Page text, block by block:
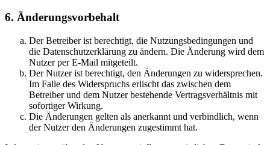
6. Änderungsvorbehalt
Der Betreiber ist berechtigt, die Nutzungsbedingungen und
die Datenschutzerklärung zu ändern. Die Änderung wird dem
Nutzer per E-Mail mitgeteilt.
Der Nutzer ist berechtigt, den Änderungen zu widersprechen.
Im Falle des Widerspruchs erlischt das zwischen dem
Betreiber und dem Nutzer bestehende Vertragsverhältnis mit
sofortiger Wirkung.
Die Änderungen gelten als anerkannt und verbindlich, wenn
der Nutzer den Änderungen zugestimmt hat.